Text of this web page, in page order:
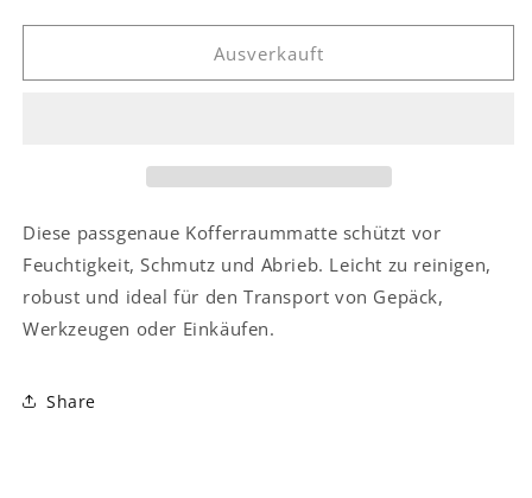
Wanne
Gepäckraum
Wanne
Matte
Gepäckraum
Ausverkauft
Diese passgenaue Kofferraummatte schützt vor
Feuchtigkeit, Schmutz und Abrieb. Leicht zu reinigen,
robust und ideal für den Transport von Gepäck,
Werkzeugen oder Einkäufen.
Share